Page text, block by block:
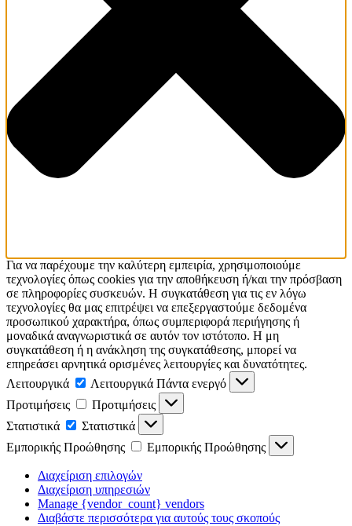
Για να παρέχουμε την καλύτερη εμπειρία, χρησιμοποιούμε
τεχνολογίες όπως cookies για την αποθήκευση ή/και την πρόσβαση
σε πληροφορίες συσκευών. Η συγκατάθεση για τις εν λόγω
τεχνολογίες θα μας επιτρέψει να επεξεργαστούμε δεδομένα
προσωπικού χαρακτήρα, όπως συμπεριφορά περιήγησης ή
μοναδικά αναγνωριστικά σε αυτόν τον ιστότοπο. Η μη
συγκατάθεση ή η ανάκληση της συγκατάθεσης, μπορεί να
επηρεάσει αρνητικά ορισμένες λειτουργίες και δυνατότητες.
Λειτουργικά
Λειτουργικά Πάντα ενεργό
Προτιμήσεις
Προτιμήσεις
Στατιστικά
Στατιστικά
Εμπορικής Προώθησης
Εμπορικής Προώθησης
Διαχείριση επιλογών
Διαχείριση υπηρεσιών
Manage {vendor_count} vendors
Διαβάστε περισσότερα για αυτούς τους σκοπούς